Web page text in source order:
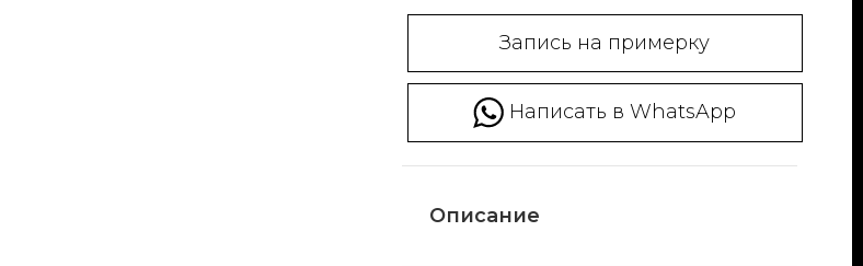
Запись на примерку
Написать в WhatsApp
Описание